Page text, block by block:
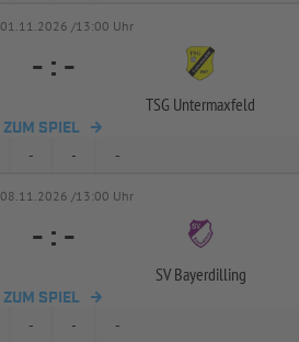
01.11.2026 /13:00 Uhr
- : -
TSG Untermaxfeld
ZUM SPIEL
- - -
08.11.2026 /13:00 Uhr
- : -
SV Bayerdilling
ZUM SPIEL
- - -